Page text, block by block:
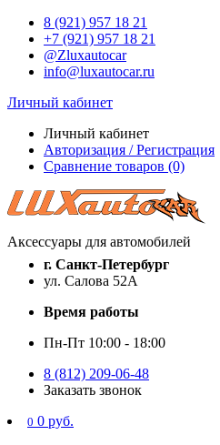
8 (921) 957 18 21
+7 (921) 957 18 21
@Zluxautocar
info@luxautocar.ru
Личный кабинет
Личный кабинет
Авторизация / Регистрация
Сравнение товаров (0)
Аксессуары для автомобилей
г. Санкт-Петербург
ул. Салова 52А
Время работы
Пн-Пт 10:00 - 18:00
8 (812) 209-06-48
Заказать звонок
0 0 руб.